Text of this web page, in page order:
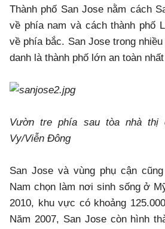
Thành phố San Jose nằm cách
về phía nam và cách thành phố
về phía bắc. San Jose trong
danh là thành phố lớn an toàn
Vườn tre phía sau tòa nhà thị
Vy/Viễn Đông
San Jose và vùng phụ cận
Nam chọn làm nơi sinh sống ở
2010, khu vực có khoảng
Năm 2007, San Jose còn hình